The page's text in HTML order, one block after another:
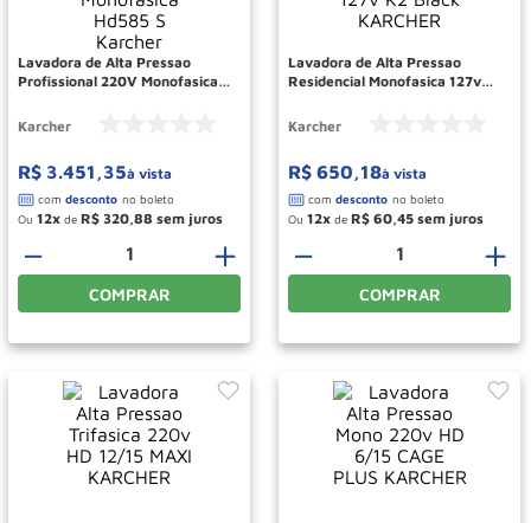
Lavadora de Alta Pressao
Profissional 220V Monofasica
Karcher
R$ 3.451 ,35à vista
Ou 12 de R$ 320,88
＋
－
COMPRAR
Lavadora de Alta Pressao
Residencial Monofasica 127v
Karcher
R$ 650,18à vista
Ou 12 de R$ 60,45
＋
－
COMPRAR
Roda